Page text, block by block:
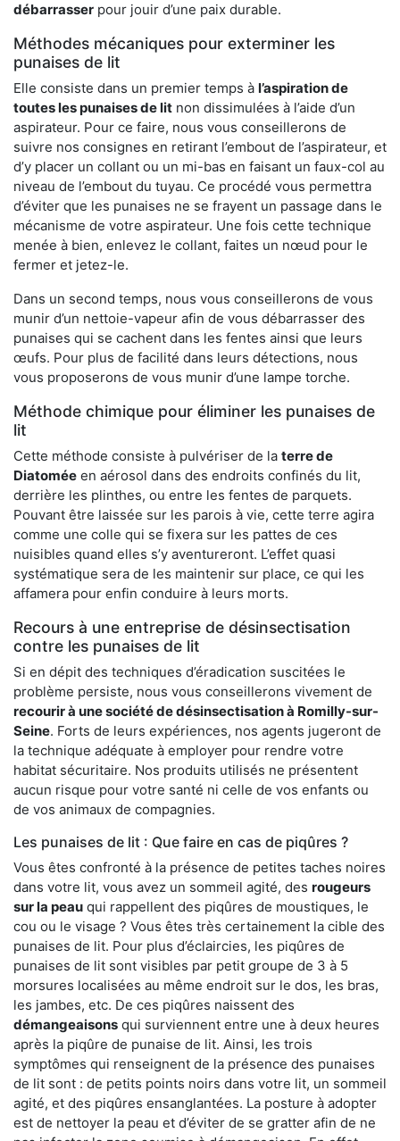
débarrasser pour jouir d’une paix durable.
Méthodes mécaniques pour exterminer les
punaises de lit
Elle consiste dans un premier temps à l’aspiration de
toutes les punaises de lit non dissimulées à l’aide d’un
aspirateur. Pour ce faire, nous vous conseillerons de
suivre nos consignes en retirant l’embout de l’aspirateur, et
d’y placer un collant ou un mi-bas en faisant un faux-col au
niveau de l’embout du tuyau. Ce procédé vous permettra
d’éviter que les punaises ne se frayent un passage dans le
mécanisme de votre aspirateur. Une fois cette technique
menée à bien, enlevez le collant, faites un nœud pour le
fermer et jetez-le.
Dans un second temps, nous vous conseillerons de vous
munir d’un nettoie-vapeur afin de vous débarrasser des
punaises qui se cachent dans les fentes ainsi que leurs
œufs. Pour plus de facilité dans leurs détections, nous
vous proposerons de vous munir d’une lampe torche.
Méthode chimique pour éliminer les punaises de
lit
Cette méthode consiste à pulvériser de la terre de
Diatomée en aérosol dans des endroits confinés du lit,
derrière les plinthes, ou entre les fentes de parquets.
Pouvant être laissée sur les parois à vie, cette terre agira
comme une colle qui se fixera sur les pattes de ces
nuisibles quand elles s’y aventureront. L’effet quasi
systématique sera de les maintenir sur place, ce qui les
affamera pour enfin conduire à leurs morts.
Recours à une entreprise de désinsectisation
contre les punaises de lit
Si en dépit des techniques d’éradication suscitées le
problème persiste, nous vous conseillerons vivement de
recourir à une société de désinsectisation à Romilly-sur-
Seine. Forts de leurs expériences, nos agents jugeront de
la technique adéquate à employer pour rendre votre
habitat sécuritaire. Nos produits utilisés ne présentent
aucun risque pour votre santé ni celle de vos enfants ou
de vos animaux de compagnies.
Les punaises de lit : Que faire en cas de piqûres ?
Vous êtes confronté à la présence de petites taches noires
dans votre lit, vous avez un sommeil agité, des rougeurs
sur la peau qui rappellent des piqûres de moustiques, le
cou ou le visage ? Vous êtes très certainement la cible des
punaises de lit. Pour plus d’éclaircies, les piqûres de
punaises de lit sont visibles par petit groupe de 3 à 5
morsures localisées au même endroit sur le dos, les bras,
les jambes, etc. De ces piqûres naissent des
démangeaisons qui surviennent entre une à deux heures
après la piqûre de punaise de lit. Ainsi, les trois
symptômes qui renseignent de la présence des punaises
de lit sont : de petits points noirs dans votre lit, un sommeil
agité, et des piqûres ensanglantées. La posture à adopter
est de nettoyer la peau et d’éviter de se gratter afin de ne